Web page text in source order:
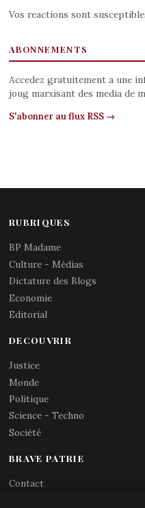
Vos reactions sont
ABONNEMENTS
Accedez gratuitement a une
joug marxisant des media de
S'abonner au flux RSS →
RUBRIQUES
BP Madame
Culture - Médias
Dictature des Blogs
Economie
Editorial
DECOUVRIR
Justice
Monde
Politique
Science - Techno
Société
BRAVE PATRIE
Contact